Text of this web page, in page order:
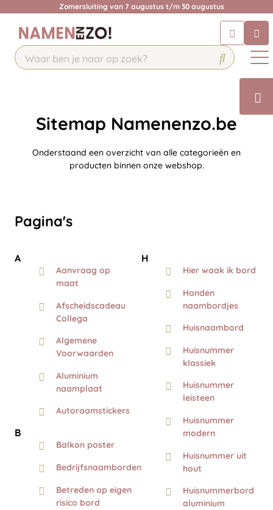
Zomersluiting van 7 augustus t/m 30 augustus
Krijg een antwoord op uw vraag
Chatbot
Chat 24/7 met onze chatbot voor
hulp
Sitemap Namenenzo.be
Onderstaand een overzicht van alle categorieën en
producten binnen onze webshop.
Pagina's
A
Aanvraag op
maat
Afscheidscadeau
Collega
Algemene
Voorwaarden
Aluminium
naamplaat
Autoraamstickers
B
Balkon poster
Bedrijfsnaamborden
Betreden op eigen
risico bord
H
Hier waak ik bord
Honden
naambordjes
Huisnaambord
Huisnummer
klassiek
Huisnummer
leisteen
Huisnummer
modern
Huisnummer uit
hout
Huisnummerbord
aluminium